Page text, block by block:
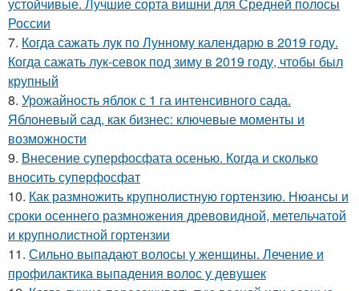
устойчивые. Лучшие сорта вишни для Средней полосы
России
7. Когда сажать лук по Лунному календарю в 2019 году.
Когда сажать лук-севок под зиму в 2019 году, чтобы был
крупный
8. Урожайность яблок с 1 га интенсивного сада.
Яблоневый сад, как бизнес: ключевые моменты и
возможности
9. Внесение суперфосфата осенью. Когда и сколько
вносить суперфосфат
10. Как размножить крупнолистную гортензию. Нюансы и
сроки осеннего размножения древовидной, метельчатой
и крупнолистной гортензии
11. Сильно выпадают волосы у женщины. Лечение и
профилактика выпадения волос у девушек